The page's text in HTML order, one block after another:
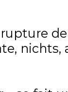
rupture